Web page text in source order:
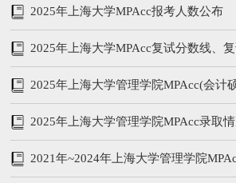
试参考书、分数线
2025年上海大学MPAcc报考人数公布
2025年上海大学MPAcc复试分数线、
书
2025年上海大学管理学院MPAcc(会计
205/96/48
2025年上海大学管理学院MPAcc录取
2021年~2024年上海大学管理学院